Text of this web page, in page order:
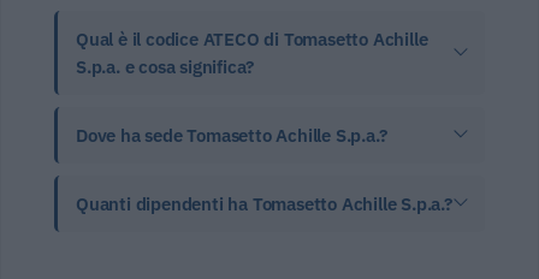
Qual è il codice ATECO di Tomasetto Achille
S.p.a. e cosa significa?
Dove ha sede Tomasetto Achille S.p.a.?
Quanti dipendenti ha Tomasetto Achille S.p.a.?